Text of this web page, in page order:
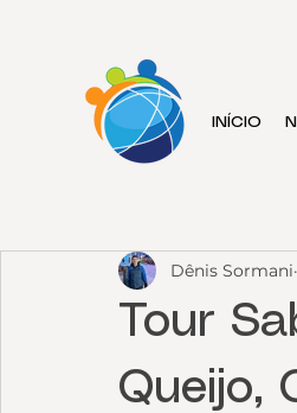
INÍCIO
Tour
Queijo,
Dênis Sormani